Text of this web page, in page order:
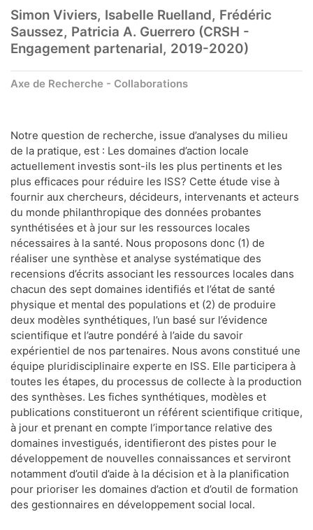
Simon Viviers, Isabelle Ruelland, Frédéric
Saussez, Patricia A. Guerrero (CRSH -
Engagement partenarial, 2019-2020)
Axe de Recherche - Collaborations
Notre question de recherche, issue d’analyses du milieu
de la pratique, est : Les domaines d’action locale
actuellement investis sont-ils les plus pertinents et les
plus efficaces pour réduire les ISS? Cette étude vise à
fournir aux chercheurs, décideurs, intervenants et acteurs
du monde philanthropique des données probantes
synthétisées et à jour sur les ressources locales
nécessaires à la santé. Nous proposons donc (1) de
réaliser une synthèse et analyse systématique des
recensions d’écrits associant les ressources locales dans
chacun des sept domaines identifiés et l’état de santé
physique et mental des populations et (2) de produire
deux modèles synthétiques, l’un basé sur l’évidence
scientifique et l’autre pondéré à l’aide du savoir
expérientiel de nos partenaires. Nous avons constitué une
équipe pluridisciplinaire experte en ISS. Elle participera à
toutes les étapes, du processus de collecte à la production
des synthèses. Les fiches synthétiques, modèles et
publications constitueront un référent scientifique critique,
à jour et prenant en compte l’importance relative des
domaines investigués, identifieront des pistes pour le
développement de nouvelles connaissances et serviront
notamment d’outil d’aide à la décision et à la planification
pour prioriser les domaines d’action et d’outil de formation
des gestionnaires en développement social local.